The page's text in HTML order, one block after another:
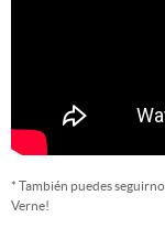
* También puedes
Verne!